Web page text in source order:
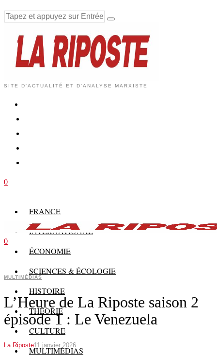
SITE D'ACTUALITÉ ET D'ANALYSE MARXISTE
0
FRANCE
INTERNATIONAL
ÉCONOMIE
SCIENCES & ÉCOLOGIE
HISTOIRE
THÉORIE
CULTURE
MULTIMÉDIAS
0
MULTIMÉDIAS
L’Heure de La Riposte saison 2
épisode 1 : Le Venezuela
La Riposte11 janvier 2026